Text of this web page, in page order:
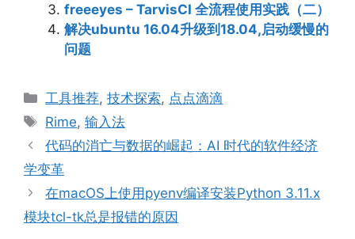
freeeyes – TarvisCI 全流程使用实践（二）
解决ubuntu 16.04升级到18.04,启动缓慢的
问题
Categories
工具推荐,技术探索, 点点滴滴
Tags
Rime,输入法
代码的消亡与数据的崛起：AI 时代的软件经济
学变革
在macOS上使用pyenv编译安装Python 3.11.x
模块tcl-tk总是报错的原因